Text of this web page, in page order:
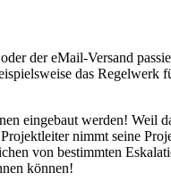
der eMail-Versand
das Regelwerk
eingebaut werden! Weil
nimmt seine
von bestimmten
können!